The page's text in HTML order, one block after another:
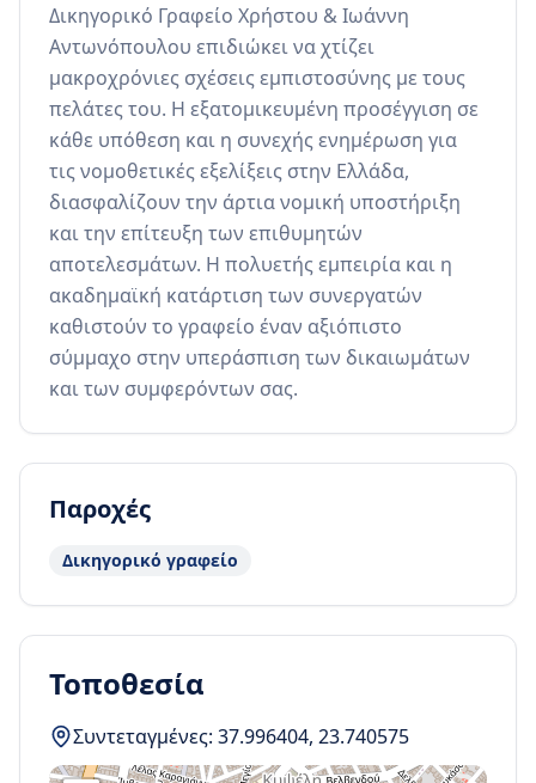
Δικηγορικό Γραφείο Χρήστου & Ιωάννη
Αντωνόπουλου επιδιώκει να χτίζει
μακροχρόνιες σχέσεις εμπιστοσύνης με τους
πελάτες του. Η εξατομικευμένη προσέγγιση σε
κάθε υπόθεση και η συνεχής ενημέρωση για
τις νομοθετικές εξελίξεις στην Ελλάδα,
διασφαλίζουν την άρτια νομική υποστήριξη
και την επίτευξη των επιθυμητών
αποτελεσμάτων. Η πολυετής εμπειρία και η
ακαδημαϊκή κατάρτιση των συνεργατών
καθιστούν το γραφείο έναν αξιόπιστο
σύμμαχο στην υπεράσπιση των δικαιωμάτων
και των συμφερόντων σας.
Παροχές
Δικηγορικό γραφείο
Τοποθεσία
Συντεταγμένες: 37.996404, 23.740575